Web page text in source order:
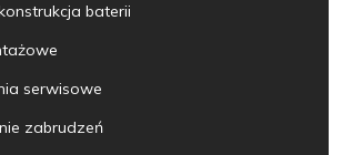
baterii
serwisowe
zabrudzeń